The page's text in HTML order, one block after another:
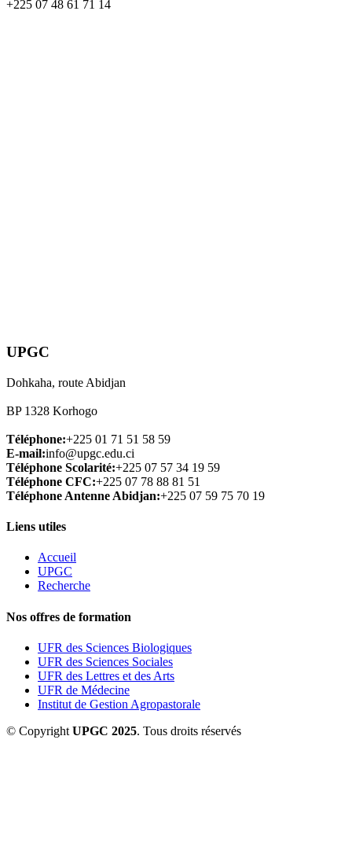
+225 07 48 61 71 14
UPGC
Dohkaha, route Abidjan
BP 1328 Korhogo
Téléphone:+225 01 71 51 58 59
E-mail:info@upgc.edu.ci
Téléphone Scolarité:+225 07 57 34 19 59
Téléphone CFC:+225 07 78 88 81 51
Téléphone Antenne Abidjan:+225 07 59 75 70 19
Liens utiles
Accueil
UPGC
Recherche
Nos offres de formation
UFR des Sciences Biologiques
UFR des Sciences Sociales
UFR des Lettres et des Arts
UFR de Médecine
Institut de Gestion Agropastorale
© Copyright UPGC 2025. Tous droits réservés